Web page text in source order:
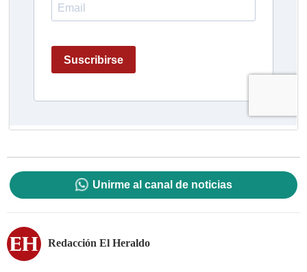
Unirme al canal de noticias
Redacción El Heraldo